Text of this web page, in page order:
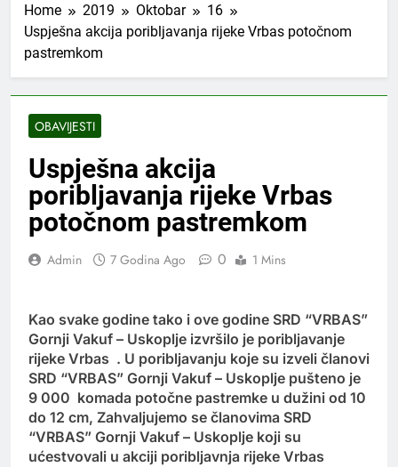
Home 2019 Oktobar
16
Uspješna akcija poribljavanja rijeke Vrbas potočnom
pastremkom
OBAVIJESTI
Uspješna akcija
poribljavanja rijeke Vrbas
potočnom pastremkom
Admin 7 Godina Ago 0 1 Mins
Kao svake godine tako i ove godine SRD “VRBAS”
Gornji Vakuf – Uskoplje izvršilo je poribljavanje
rijeke Vrbas . U poribljavanju koje su izveli članovi
SRD “VRBAS” Gornji Vakuf – Uskoplje pušteno je
9 000 komada potočne pastremke u dužini od 10
do 12 cm, Zahvaljujemo se članovima SRD
“VRBAS” Gornji Vakuf – Uskoplje koji su
ućestvovali u akciji poribljavnja rijeke Vrbas